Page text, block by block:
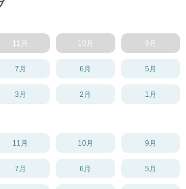
11月 10月 9月
7月 6月 5月
3月 2月 1月
11月 10月 9月
7月 6月 5月